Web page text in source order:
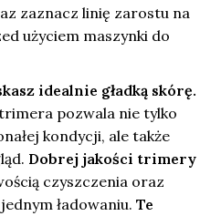
zaznacz linię zarostu na
użyciem maszynki do
idealnie gładką skórę.
pozwala nie tylko
kondycji, ale także
Dobrej jakości trimery
czyszczenia oraz
ładowaniu. Te